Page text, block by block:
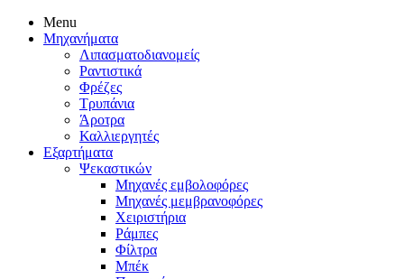
Menu
Μηχανήματα
Λιπασματοδιανομείς
Ραντιστικά
Φρέζες
Τρυπάνια
Άροτρα
Καλλιεργητές
Εξαρτήματα
Ψεκαστικών
Μηχανές εμβολοφόρες
Μηχανές μεμβρανοφόρες
Χειριστήρια
Ράμπες
Φίλτρα
Μπέκ